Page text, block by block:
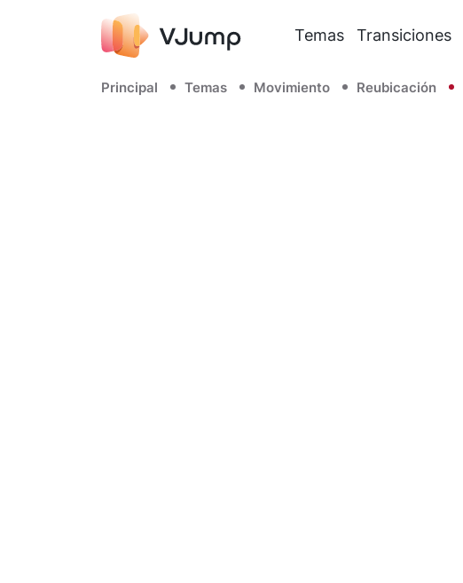
Temas Transiciones
Principal Temas Movimiento Reubicación